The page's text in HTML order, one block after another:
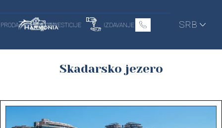
PRODAJA INVESTICIJE IZDAVANJE SRB
Skadarsko jezero